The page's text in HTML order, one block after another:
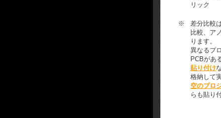
リック
※
差分比較
比較、ア
ります。
異なるプ
PCBがあ
貼り付け
格納して
空のプロ
らも貼り